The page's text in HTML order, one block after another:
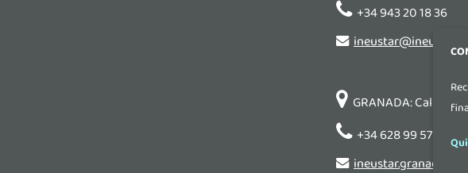
+34 943 20 18 36
GRANADA: Calle
+34 628 99 57 77